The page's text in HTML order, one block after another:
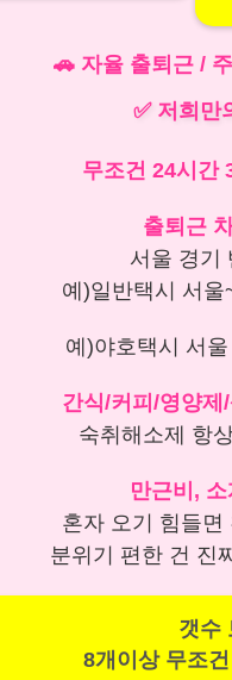
🚗 자율 출퇴근 /
✅ 저희만
무조건 24시간
출퇴근
서울 경기
예)일반택시 서
예)야호택시 서
간식/커피/영양제
숙취해소제 항
만근비, 소
혼자 오기 힘들면
분위기 편한 건 진
갯수
8개이상 무조